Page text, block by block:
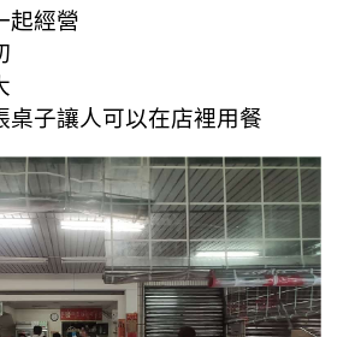
起經營
桌子讓人可以在店裡用餐